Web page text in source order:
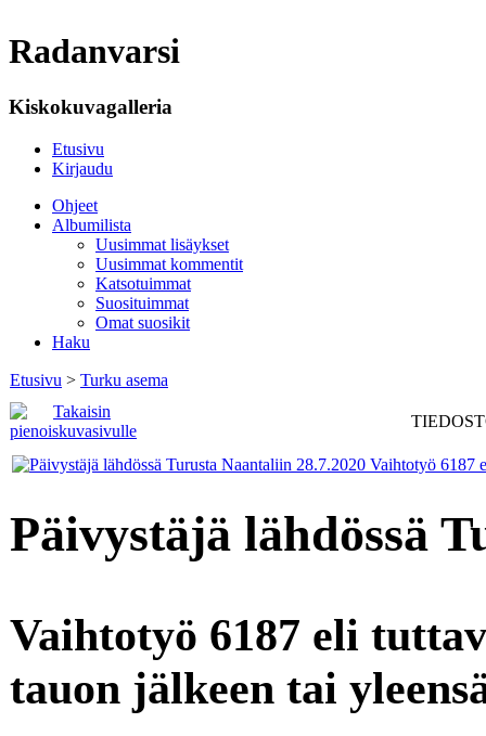
Radanvarsi
Kiskokuvagalleria
Etusivu
Kirjaudu
Ohjeet
Albumilista
Uusimmat lisäykset
Uusimmat kommentit
Katsotuimmat
Suosituimmat
Omat suosikit
Haku
Etusivu > Turku asema
Päivystäjä lähdössä
Vaihtotyö 6187 eli
tauon jälkeen tai